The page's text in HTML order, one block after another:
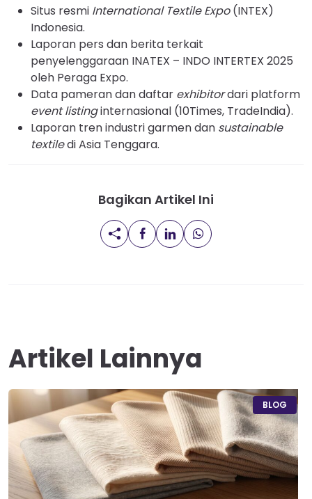
Situs resmi International Textile Expo(INTEX)
Indonesia.
Laporan pers dan berita terkait
penyelenggaraan INATEX – INDO INTERTEX 2025
oleh Peraga Expo.
Data pameran dan daftar exhibitordari platform
event listinginternasional (10Times, TradeIndia).
Laporan tren industri garmen dan sustainable
textiledi Asia Tenggara.
Bagikan Artikel Ini
Artikel Lainnya
BLOG